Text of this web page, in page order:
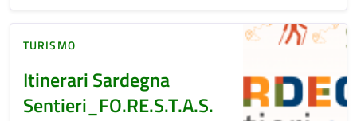
TURISMO
Itinerari Sardegna
Sentieri_FO.RE.S.T.A.S.